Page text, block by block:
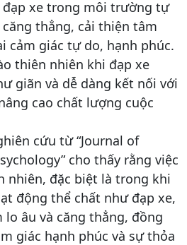
đạp xe trong môi trường tự
thẳng, cải thiện tâm
cảm giác tự do, hạnh phúc.
thiên nhiên khi đạp xe
giãn và dễ dàng kết nối với
cao chất lượng cuộc
cứu từ “Journal of
cho thấy rằng việc
nhiên, đặc biệt là trong khi
động thể chất như đạp xe,
lo âu và căng thẳng, đồng
giác hạnh phúc và sự thỏa